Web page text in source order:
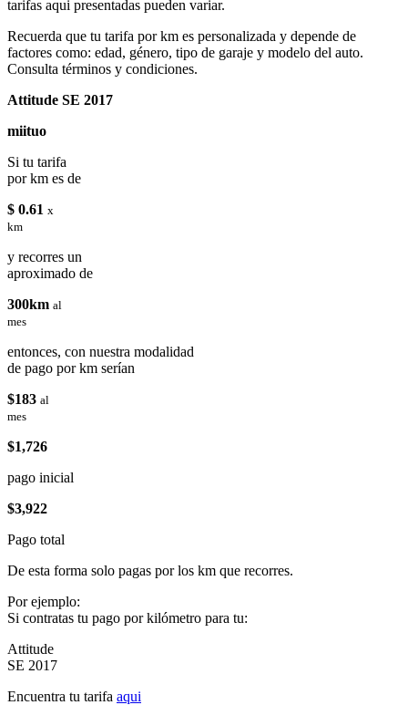
tarifas aqui presentadas pueden variar.
Recuerda que tu tarifa por km es personalizada y depende de
factores como: edad, género, tipo de garaje y modelo del auto.
Consulta términos y condiciones.
Attitude SE 2017
miituo
Si tu tarifa
por km es de
$ 0.61 x
km
y recorres un
aproximado de
300km al
mes
entonces, con nuestra modalidad
de pago por km serían
$183 al
mes
$1,726
pago inicial
$3,922
Pago total
De esta forma solo pagas por los km que recorres.
Por ejemplo:
Si contratas tu pago por kilómetro para tu:
Attitude
SE 2017
Encuentra tu tarifa aqui